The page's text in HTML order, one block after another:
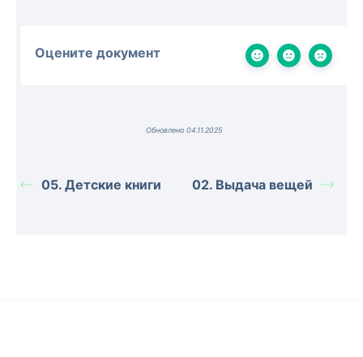
Оцените документ
Обновлено 04.11.2025
05. Детские книги 02. Выдача вещей